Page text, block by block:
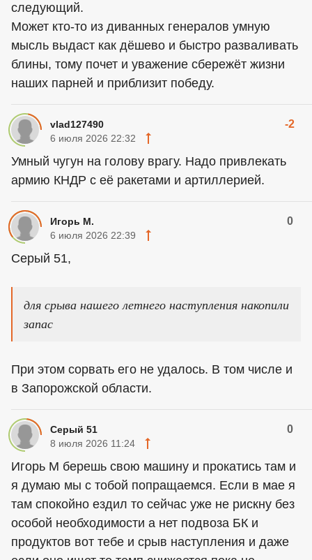
следующий.
Может кто-то из диванных генералов умную
мысль выдаст как дёшево и быстро разваливать
блины, тому почет и уважение сбережёт жизни
наших парней и приблизит победу.
vlad127490 -2
6 июля 2026 22:32
Умный чугун на голову врагу. Надо привлекать
армию КНДР с её ракетами и артиллерией.
Игорь М. 0
6 июля 2026 22:39
Серый 51,
для срыва нашего летнего наступления накопили
запас
При этом сорвать его не удалось. В том числе и
в Запорожской области.
Серый 51 0
8 июля 2026 11:24
Игорь М берешь свою машину и прокатись там и
я думаю мы с тобой попращаемся. Если в мае я
там спокойно ездил то сейчас уже не рискну без
особой необходимости а нет подвоза БК и
продуктов вот тебе и срыв наступления и даже